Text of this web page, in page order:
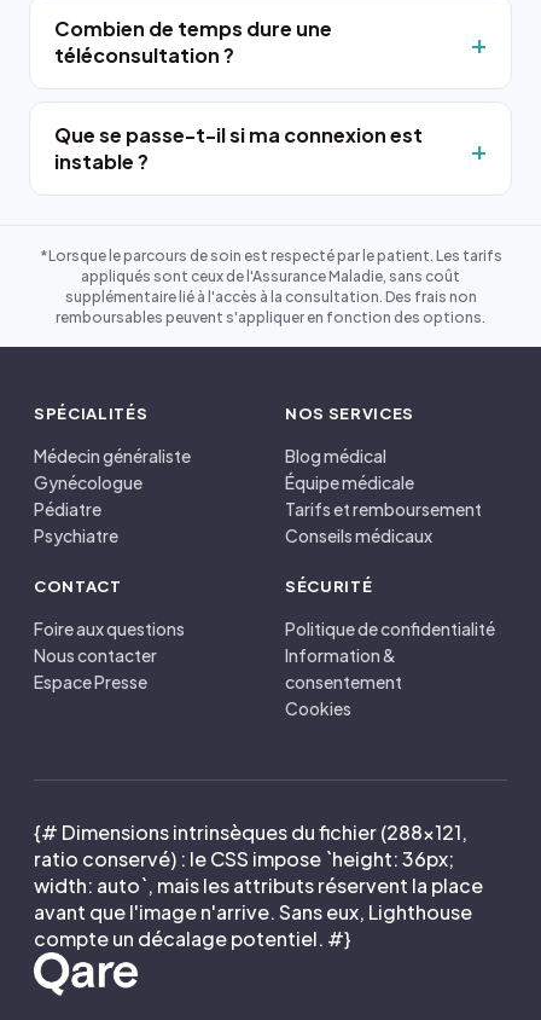
Combien de temps dure une
téléconsultation ?
Que se passe-t-il si ma connexion est
instable ?
*Lorsque le parcours de soin est respecté par le patient. Les tarifs
appliqués sont ceux de l'Assurance Maladie, sans coût
supplémentaire lié à l'accès à la consultation. Des frais non
remboursables peuvent s'appliquer en fonction des options.
SPÉCIALITÉS
Médecin généraliste
Gynécologue
Pédiatre
Psychiatre
NOS SERVICES
Blog médical
Équipe médicale
Tarifs et remboursement
Conseils médicaux
CONTACT
Foire aux questions
Nous contacter
Espace Presse
SÉCURITÉ
Politique de confidentialité
Information &
consentement
Cookies
{# Dimensions intrinsèques du fichier (288×121,
ratio conservé) : le CSS impose `height: 36px;
width: auto`, mais les attributs réservent la place
avant que l'image n'arrive. Sans eux, Lighthouse
compte un décalage potentiel. #}